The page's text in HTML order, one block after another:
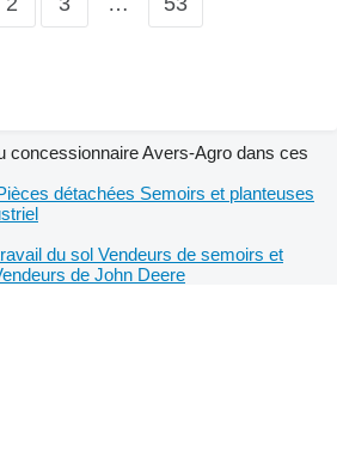
concessionnaire Avers-Agro dans ces
détachées Semoirs et planteuses
du sol Vendeurs de semoirs et
de John Deere